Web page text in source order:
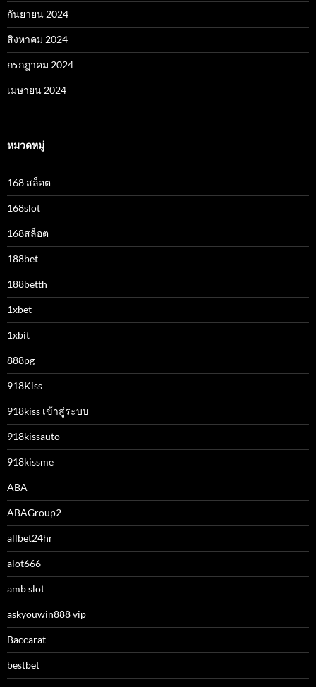
กันยายน 2024
สิงหาคม 2024
กรกฎาคม 2024
เมษายน 2024
หมวดหมู่
168 สล็อต
168slot
168สล็อต
188bet
188betth
1xbet
1xbit
888pg
918Kiss
918kiss เข้าสู่ระบบ
918kissauto
918kissme
ABA
ABAGroup2
allbet24hr
alot666
amb slot
askyouwin888 vip
Baccarat
bestbet